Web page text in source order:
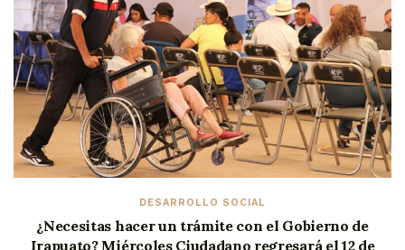
DESARROLLO SOCIAL
¿Necesitas hacer un trámite con el Gobierno de
Irapuato? Miércoles Ciudadano regresará el 12 de